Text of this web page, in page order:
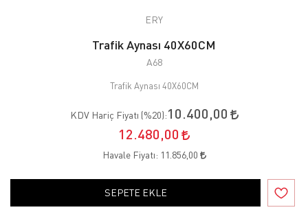
ERY
Trafik Aynası 40X60CM
A68
Trafik Aynası 40X60CM
KDV Hariç Fiyatı (%20):10.400,00
12.480,00
Havale Fiyatı: 11.856,00
SEPETE EKLE